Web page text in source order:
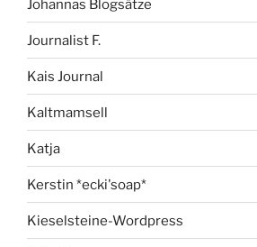
Johannas Blogsätze
Journalist F.
Kais Journal
Kaltmamsell
Katja
Kerstin *ecki'soap*
Kieselsteine-Wordpress